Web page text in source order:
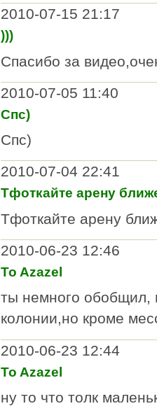
2010-07-15 21:17
)))
Спасибо за
2010-07-05 11:40
Спс)
Спс)
2010-07-04 22:41
Тфоткайте арену
Тфоткайте арену
2010-06-23 12:46
To Azazel
ты немного обобщил,
колонии,но кроме
2010-06-23 12:44
To Azazel
ну то что толк